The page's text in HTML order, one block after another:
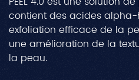
contient des acides
exfoliation efficace de la
une amélioration de la
la peau.